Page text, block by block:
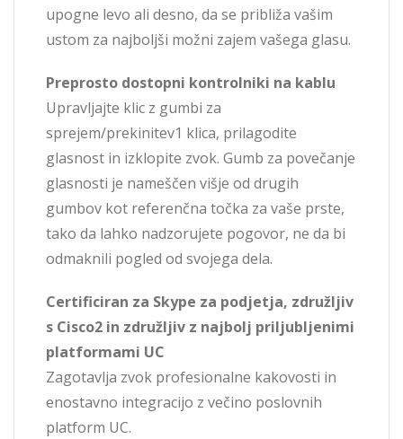
upogne levo ali desno, da se približa vašim
ustom za najboljši možni zajem vašega glasu.
Preprosto dostopni kontrolniki na kablu
Upravljajte klic z gumbi za
sprejem/prekinitev1 klica, prilagodite
glasnost in izklopite zvok. Gumb za povečanje
glasnosti je nameščen višje od drugih
gumbov kot referenčna točka za vaše prste,
tako da lahko nadzorujete pogovor, ne da bi
odmaknili pogled od svojega dela.
Certificiran za Skype za podjetja, združljiv
s Cisco2 in združljiv z najbolj priljubljenimi
platformami UC
Zagotavlja zvok profesionalne kakovosti in
enostavno integracijo z večino poslovnih
platform UC.